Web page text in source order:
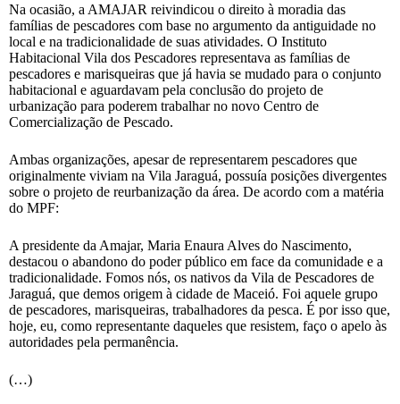
Na ocasião, a AMAJAR reivindicou o direito à moradia das
famílias de pescadores com base no argumento da antiguidade no
local e na tradicionalidade de suas atividades. O Instituto
Habitacional Vila dos Pescadores representava as famílias de
pescadores e marisqueiras que já havia se mudado para o conjunto
habitacional e aguardavam pela conclusão do projeto de
urbanização para poderem trabalhar no novo Centro de
Comercialização de Pescado.
Ambas organizações, apesar de representarem pescadores que
originalmente viviam na Vila Jaraguá, possuía posições divergentes
sobre o projeto de reurbanização da área. De acordo com a matéria
do MPF:
A presidente da Amajar, Maria Enaura Alves do Nascimento,
destacou o abandono do poder público em face da comunidade e a
tradicionalidade. Fomos nós, os nativos da Vila de Pescadores de
Jaraguá, que demos origem à cidade de Maceió. Foi aquele grupo
de pescadores, marisqueiras, trabalhadores da pesca. É por isso que,
hoje, eu, como representante daqueles que resistem, faço o apelo às
autoridades pela permanência.
(…)